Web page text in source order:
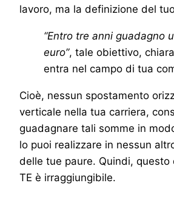
lavoro, ma la definizione del
“Entro tre anni guadagno
euro”, tale obiettivo,
entra nel campo di tua
Cioè, nessun spostamento
verticale nella tua carriera,
guadagnare tali somme in
lo puoi realizzare in nessun
delle tue paure. Quindi, questo
TE è irraggiungibile.